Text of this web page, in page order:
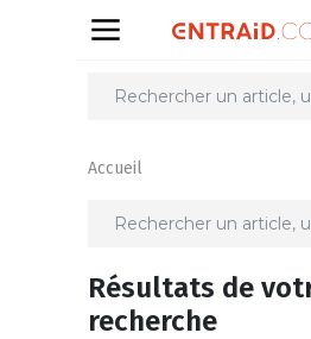
Accueil
Résultats de
recherche